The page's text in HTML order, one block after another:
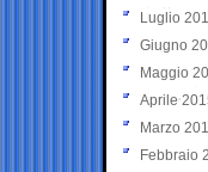
Luglio
Giugno
Maggio
Aprile
Marzo
Febbraio